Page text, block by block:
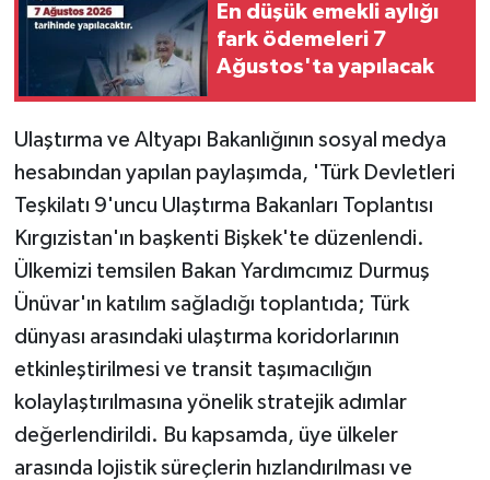
En düşük emekli aylığı
fark ödemeleri 7
Ağustos'ta yapılacak
Ulaştırma ve Altyapı Bakanlığının sosyal medya
hesabından yapılan paylaşımda, 'Türk Devletleri
Teşkilatı 9'uncu Ulaştırma Bakanları Toplantısı
Kırgızistan'ın başkenti Bişkek'te düzenlendi.
Ülkemizi temsilen Bakan Yardımcımız Durmuş
Ünüvar'ın katılım sağladığı toplantıda; Türk
dünyası arasındaki ulaştırma koridorlarının
etkinleştirilmesi ve transit taşımacılığın
kolaylaştırılmasına yönelik stratejik adımlar
değerlendirildi. Bu kapsamda, üye ülkeler
arasında lojistik süreçlerin hızlandırılması ve